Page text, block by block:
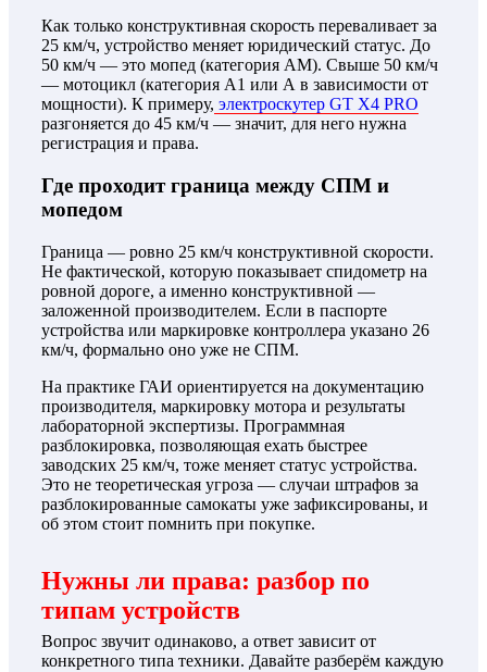
Как только конструктивная скорость переваливает за
25 км/ч, устройство меняет юридический статус. До
50 км/ч — это мопед (категория АМ). Свыше 50 км/ч
— мотоцикл (категория А1 или А в зависимости от
мощности). К примеру, электроскутер GT X4 PRO
разгоняется до 45 км/ч — значит, для него нужна
регистрация и права.
Где проходит граница между СПМ и
мопедом
Граница — ровно 25 км/ч конструктивной скорости.
Не фактической, которую показывает спидометр на
ровной дороге, а именно конструктивной —
заложенной производителем. Если в паспорте
устройства или маркировке контроллера указано 26
км/ч, формально оно уже не СПМ.
На практике ГАИ ориентируется на документацию
производителя, маркировку мотора и результаты
лабораторной экспертизы. Программная
разблокировка, позволяющая ехать быстрее
заводских 25 км/ч, тоже меняет статус устройства.
Это не теоретическая угроза — случаи штрафов за
разблокированные самокаты уже зафиксированы, и
об этом стоит помнить при покупке.
Нужны ли права: разбор по
типам устройств
Вопрос звучит одинаково, а ответ зависит от
конкретного типа техники. Давайте разберём каждую